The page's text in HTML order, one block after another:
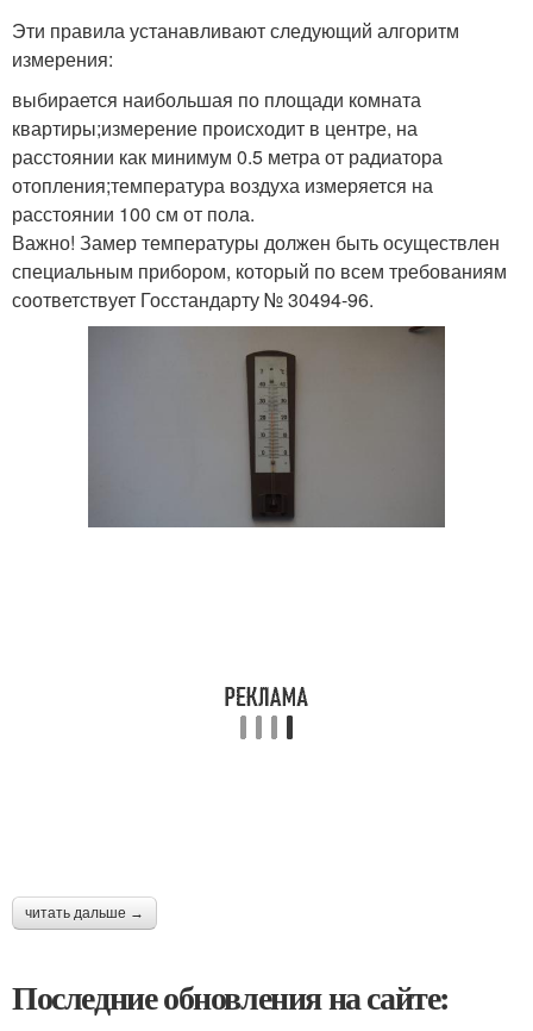
Эти правила устанавливают следующий алгоритм
измерения:
выбирается наибольшая по площади комната
квартиры;измерение происходит в центре, на
расстоянии как минимум 0.5 метра от радиатора
отопления;температура воздуха измеряется на
расстоянии 100 см от пола.
Важно! Замер температуры должен быть осуществлен
специальным прибором, который по всем требованиям
соответствует Госстандарту № 30494-96.
читать дальше →
Последние обновления на сайте: